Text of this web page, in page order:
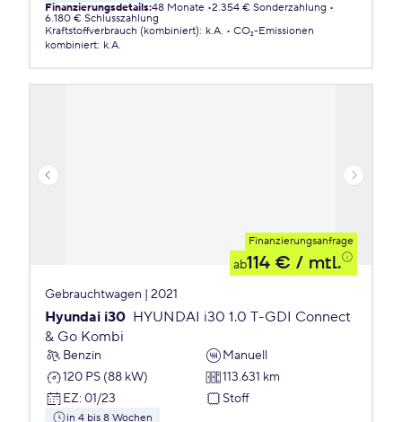
Finanzierungsdetails:48 Monate 2.354 € Sonderzahlung
6.180 € Schlusszahlung
Kraftstoffverbrauch (kombiniert): k.A.
CO₂-Emissionen
kombiniert: k.A.
Finanzierungsanfrage
ab114 € / mtl.
Gebrauchtwagen | 2021
Hyundai i30 HYUNDAI i30 1.0 T-GDI Connect
& Go Kombi
Benzin
Manuell
120 PS (88 kW)
113.631 km
EZ: 01/23 Stoff
in 4 bis 8 Wochen